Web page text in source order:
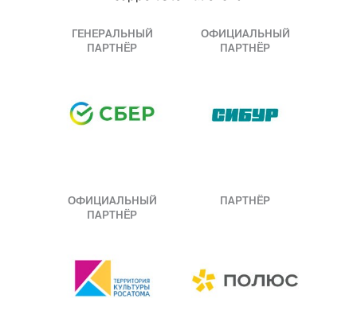
ГЕНЕРАЛЬНЫЙ
ПАРТНЁР
ОФИЦИАЛЬНЫЙ
ПАРТНЁР
ОФИЦИАЛЬНЫЙ
ПАРТНЁР
ПАРТНЁР